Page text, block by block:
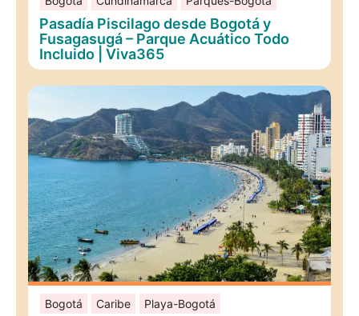
Pasadía Piscilago desde Bogotá y
Fusagasugá – Parque Acuático Todo
Incluido | Viva365
Bogotá Caribe Playa-Bogotá